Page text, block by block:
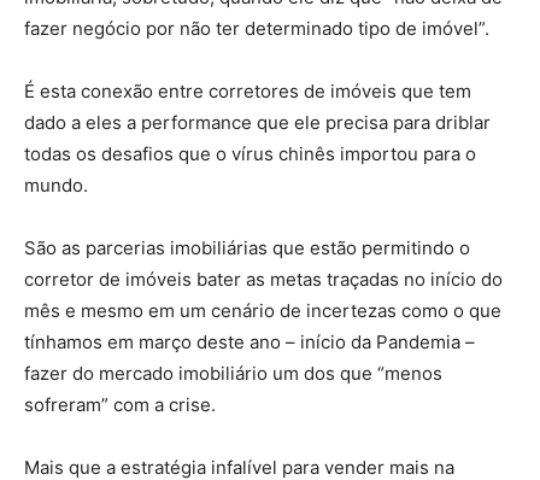
fazer negócio por não ter determinado tipo de imóvel”.
É esta conexão entre corretores de imóveis que tem
dado a eles a performance que ele precisa para driblar
todas os desafios que o vírus chinês importou para o
mundo.
São as parcerias imobiliárias que estão permitindo o
corretor de imóveis bater as metas traçadas no início do
mês e mesmo em um cenário de incertezas como o que
tínhamos em março deste ano – início da Pandemia –
fazer do mercado imobiliário um dos que “menos
sofreram” com a crise.
Mais que a estratégia infalível para vender mais na